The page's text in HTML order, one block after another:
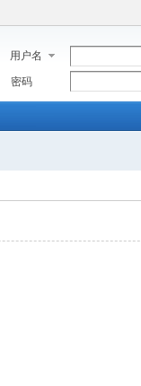
用户名
密码